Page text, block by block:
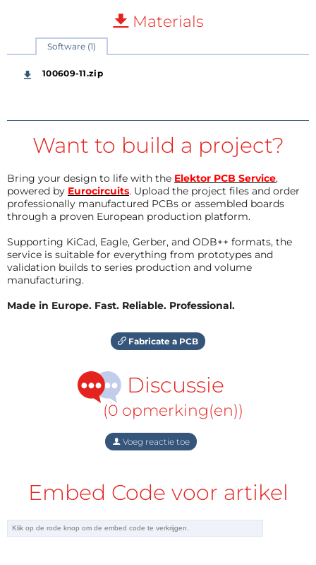
Materials
Software (1)
100609-11.zip
Want to build a project?
Bring your design to life with the Elektor PCB Service,
powered by Eurocircuits. Upload the project files and order
professionally manufactured PCBs or assembled boards
through a proven European production platform.
Supporting KiCad, Eagle, Gerber, and ODB++ formats, the
service is suitable for everything from prototypes and
validation builds to series production and volume
manufacturing.
Made in Europe. Fast. Reliable. Professional.
Fabricate a PCB
Discussie
(0 opmerking(en))
Voeg reactie toe
Embed Code voor artikel